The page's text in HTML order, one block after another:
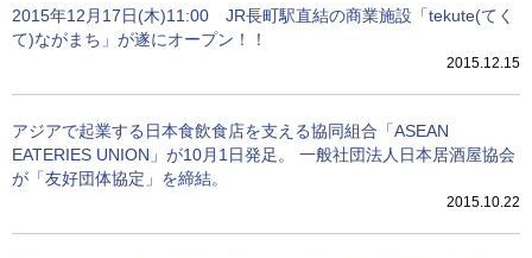
2015年12月17日(木)11:00 JR長町駅直結の商業施設「tekute(てく
て)ながまち」が遂にオープン！！
2015.12.15
アジアで起業する日本食飲食店を支える協同組合「ASEAN
EATERIES UNION」が10月1日発足。 一般社団法人日本居酒屋協会
が「友好団体協定」を締結。
2015.10.22